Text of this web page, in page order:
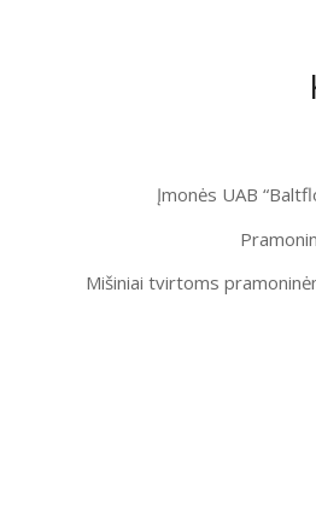
Įmonės UAB
Mišiniai tvirtoms